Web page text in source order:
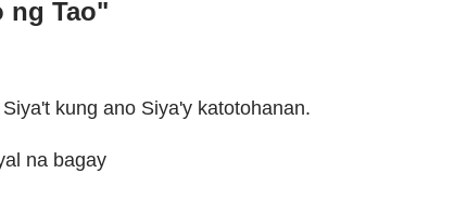
ng Tao"
kung ano Siya'y katotohanan.
na bagay